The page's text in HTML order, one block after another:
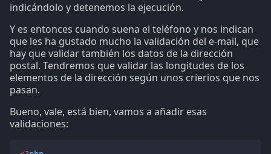
indicándolo y detenemos la ejecución.
Y es entonces cuando suena el teléfono y nos indican
que les ha gustado mucho la validación del e-mail, que
hay que validar también los datos de la dirección
postal. Tendremos que validar las longitudes de los
elementos de la dirección según unos crierios que nos
pasan.
Bueno, vale, está bien, vamos a añadir esas
validaciones: